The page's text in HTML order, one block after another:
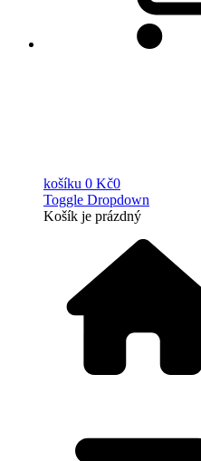
košíku 0 Kč0
Toggle Dropdown
Košík je prázdný